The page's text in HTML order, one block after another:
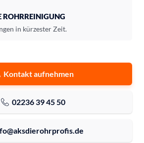
ROHRREINIGUNG
in kürzester Zeit.
Kontakt aufnehmen
02236 39 45 50